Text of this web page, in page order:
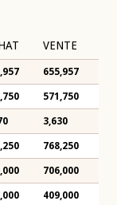
VENTE
655,957
571,750
3,630
768,250
706,000
409,000